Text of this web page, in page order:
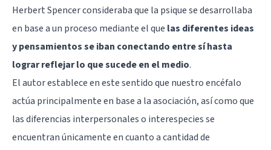
Herbert Spencer consideraba que la psique se desarrollaba
en base a un proceso mediante el que las diferentes ideas
y pensamientos se iban conectando entre sí hasta
lograr reflejar lo que sucede en el medio.
El autor establece en este sentido que nuestro encéfalo
actúa principalmente en base a la asociación, así como que
las diferencias interpersonales o interespecies se
encuentran únicamente en cuanto a cantidad de